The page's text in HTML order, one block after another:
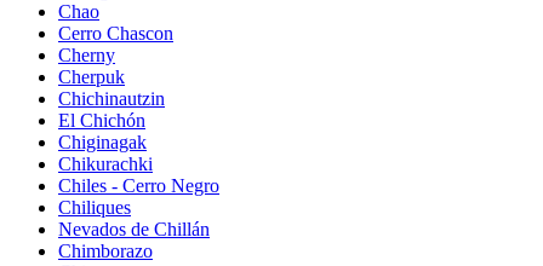
Chao
Cerro Chascon
Cherny
Cherpuk
Chichinautzin
El Chichón
Chiginagak
Chikurachki
Chiles - Cerro Negro
Chiliques
Nevados de Chillán
Chimborazo